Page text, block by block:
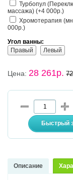
Турбопул
массажа) (+4 000р.)
Хромотерапия
000р.)
Угол ванны:
Правый
Левый
Цена:28 261р.
Описание